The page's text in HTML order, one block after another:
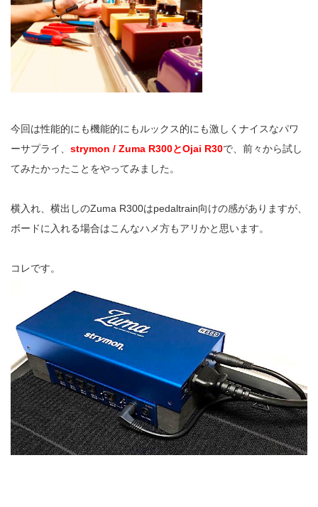
今回は性能的にも機能的にもルックス的にも激しくナイスなパワ
ーサプライ、 strymon / Zuma R300とOjai R30で、前々から試し
てみたかったことをやってみました。
横入れ、横出しのZuma R300はpedaltrain向けの感がありますが、
ボードに入れる場合はこんなハメ方もアリかと思います。
コレです。